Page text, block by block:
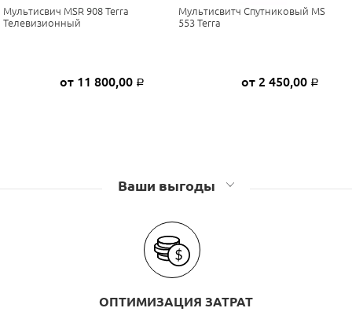
Мультисвич MSR 908 Terra
Телевизионный
от 11 800,00 Р
Мультисвитч Спутниковый MS
553 Terra
от 2 450,00 Р
Ваши выгоды
ОПТИМИЗАЦИЯ ЗАТРАТ